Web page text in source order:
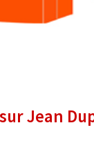
sur Jean